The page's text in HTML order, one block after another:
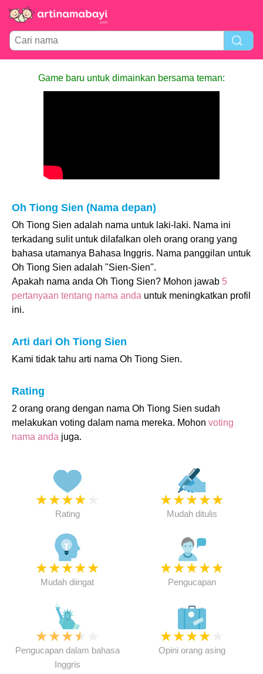
Game baru untuk dimainkan bersama teman:
Oh Tiong Sien (Nama depan)
Oh Tiong Sien adalah nama untuk laki-laki. Nama ini
terkadang sulit untuk dilafalkan oleh orang orang yang
bahasa utamanya Bahasa Inggris. Nama panggilan untuk
Oh Tiong Sien adalah "Sien-Sien".
Apakah nama anda Oh Tiong Sien? Mohon jawab 5
pertanyaan tentang nama anda untuk meningkatkan profil
ini.
Arti dari Oh Tiong Sien
Kami tidak tahu arti nama Oh Tiong Sien.
Rating
2 orang orang dengan nama Oh Tiong Sien sudah
melakukan voting dalam nama mereka. Mohon voting
nama anda juga.
★★★★
Rating
★★★★★
Mudah ditulis
★★★★★
Mudah diingat
★★★★★
Pengucapan
★★★★
Pengucapan dalam bahasa
Inggris
★★★★
Opini orang asing